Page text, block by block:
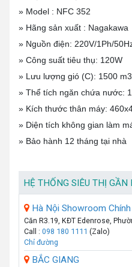
» Model : NFC 352
» Hãng sản xuất : Nagakawa
» Nguồn điện: 220V/1Ph/
» Công suất tiêu thụ: 120W
» Lưu lượng gió (C): 1500
» Thể tích ngăn chứa nước:
» Kích thước thân máy:
» Diện tích không gian làm
» Bảo hành 12 tháng tại nhà
HỆ THỐNG SIÊU THỊ GẦN
Hà Nội Showroom Chính
Căn R3.19, KĐT Edenrose,
Call : 098 180 1111 (Zalo)
Chỉ đường
BẮC GIANG